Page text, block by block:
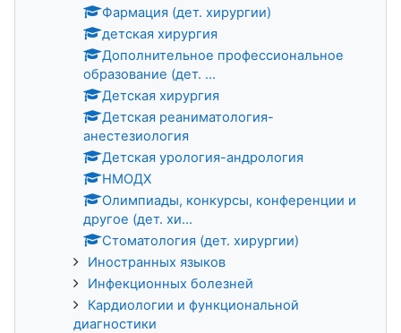
Фармация (дет. хирургии)
детская хирургия
Дополнительное профессиональное
образование (дет. ...
Детская хирургия
Детская реаниматология-
анестезиология
Детская урология-андрология
НМОДХ
Олимпиады, конкурсы, конференции и
другое (дет. хи...
Стоматология (дет. хирургии)
Иностранных языков
Инфекционных болезней
Кардиологии и функциональной
диагностики